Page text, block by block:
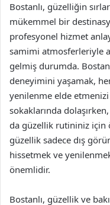
Bostanlı, güzelliğin
mükemmel bir
profesyonel hizmet
samimi atmosferleriyle
gelmiş durumda.
deneyimini yaşamak,
yenilenme elde etmenizi
sokaklarında
da güzellik rutininiz için
güzellik sadece dış
hissetmek ve
önemlidir.
Bostanlı, güzellik ve